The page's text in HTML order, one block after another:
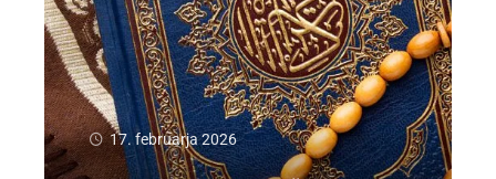
17. februarja 2026